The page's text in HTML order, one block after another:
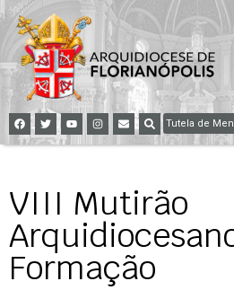
Tutela de
VIII Mutirão
Formação